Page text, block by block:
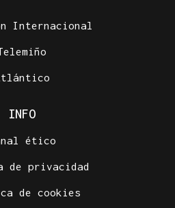
Internacional
INFO
ético
de privacidad
de cookies